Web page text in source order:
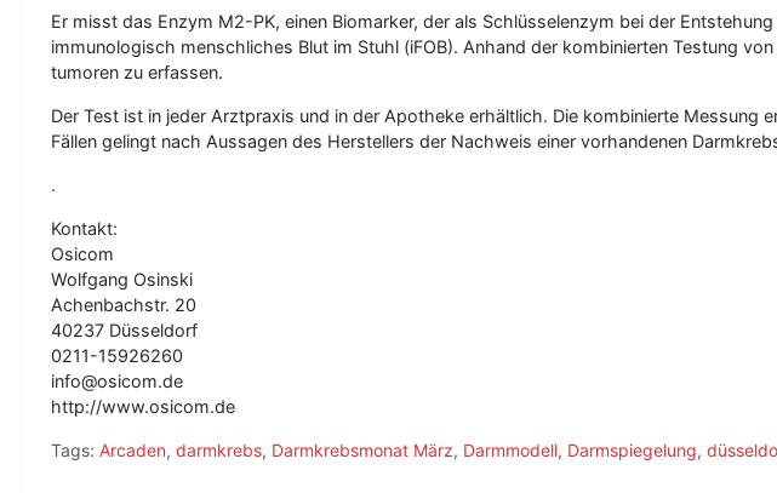
Er misst das Enzym M2-PK, einen Biomarker, der als Schlüsselenzym bei der
immunologisch menschliches Blut im Stuhl (iFOB). Anhand der kombinierten Testung
tumoren zu erfassen.
Der Test ist in jeder Arztpraxis und in der Apotheke erhältlich. Die kombinierte
Fällen gelingt nach Aussagen des Herstellers der Nachweis einer vorhandenen
.
Kontakt:
Osicom
Wolfgang Osinski
Achenbachstr. 20
40237 Düsseldorf
0211-15926260
info@osicom.de
http://www.osicom.de
Tags: Arcaden, darmkrebs, Darmkrebsmonat März, Darmmodell, Darmspiegelung,